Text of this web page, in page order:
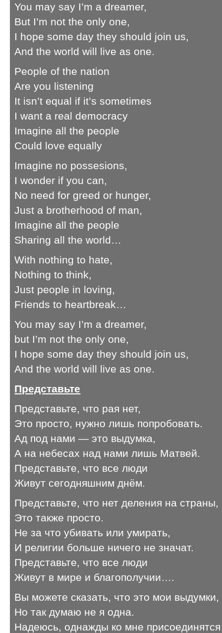
You may say I’m a dreamer,
But I’m not the only one,
I hope some day they should join us,
And the world will live as one.
People of the nation
Are you listening
It isn’t equal if it’s sometimes
I want a real democracy
Imagine all the people
Could love equally
Imagine no possesions,
I wonder if you can,
No need for greed or hunger,
Just a brotherhood of man,
Imagine all the people
Sharing all the world…
With nothing to hate,
Nothing to think,
Just people in loving,
Friends to heartbreak…
You may say I’m a dreamer,
but I’m not the only one,
I hope some day they should join us,
And the world will live as one.
Представьте
Представьте, что рая нет,
Это просто, нужно лишь попробовать.
Ад под нами — это выдумка,
А на небесах над нами лишь Матвей.
Представьте, что все люди
Живут сегодняшним днём.
Представьте, что нет деления на страны,
Это также просто.
Не за что убивать или умирать,
И религии больше ничего не значат.
Представьте, что все люди
Живут в мире и благополучии….
Вы можете сказать, что это мои выдумки,
Но так думаю не я одна.
Надеюсь, однажды ко мне